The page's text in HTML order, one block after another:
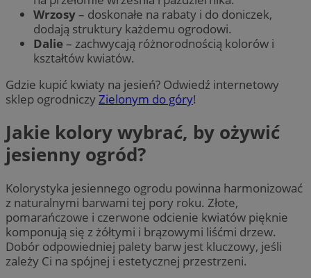
Wrzosy– doskonałe na rabaty i do doniczek,
dodają struktury każdemu ogrodowi.
Dalie– zachwycają różnorodnością kolorów i
kształtów kwiatów.
Gdzie kupić kwiaty na jesień? Odwiedź internetowy
sklep ogrodniczyZielonym do góry!
Jakie kolory wybrać, by ożywić
jesienny ogród?
Kolorystyka jesiennego ogrodu powinna harmonizować
z naturalnymi barwami tej pory roku. Złote,
pomarańczowe i czerwone odcienie kwiatów pięknie
komponują się z żółtymi i brązowymi liśćmi drzew.
Dobór odpowiedniej palety barw jest kluczowy, jeśli
zależy Ci na spójnej i estetycznej przestrzeni.